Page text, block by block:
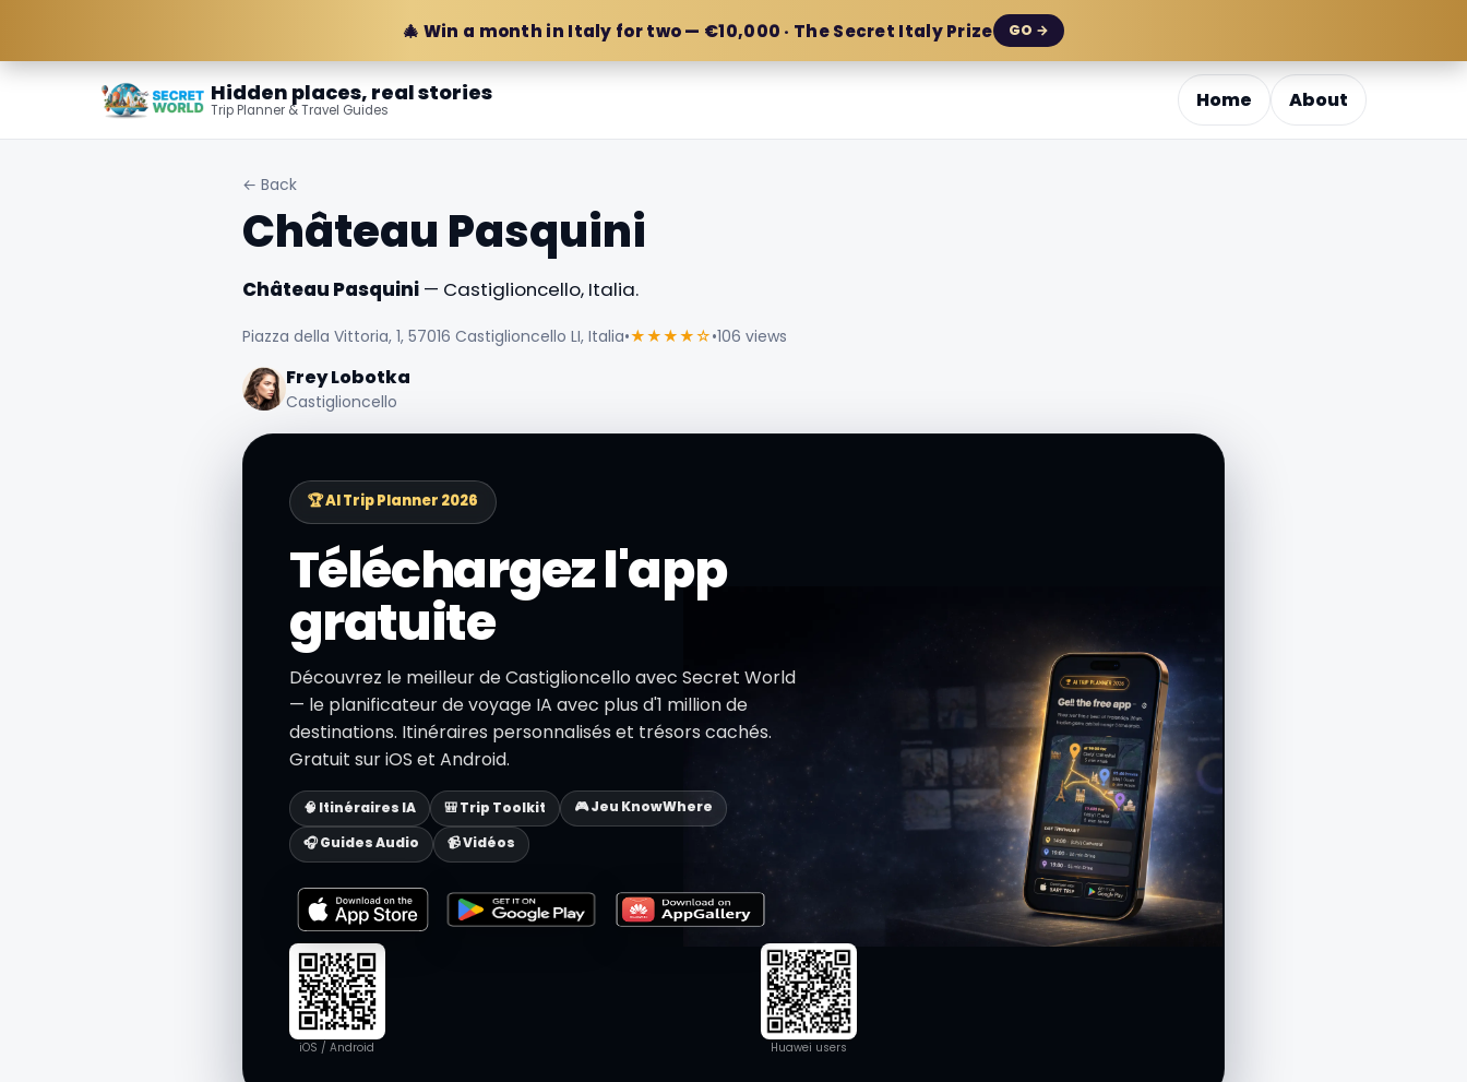
🎄 Win a month in Italy for two — €10,000 · The Secret Italy Prize GO →
Hidden places, real stories
Trip Planner & Travel Guides Home About
← Back
Château Pasquini
Château Pasquini— Castiglioncello, Italia.
Piazza della Vittoria, 1, 57016 Castiglioncello LI, Italia•★★★★☆•106 views
Frey Lobotka
Castiglioncello
🏆 AI Trip Planner 2026
Téléchargez l'app
gratuite
Découvrez le meilleur de Castiglioncello avec Secret World
— le planificateur de voyage IA avec plus d'1 million de
destinations. Itinéraires personnalisés et trésors cachés.
Gratuit sur iOS et Android.
🧠 Itinéraires IA 🎒 Trip Toolkit
🎮 Jeu KnowWhere
🎧 Guides Audio
📹 Vidéos
iOS / Android Huawei users